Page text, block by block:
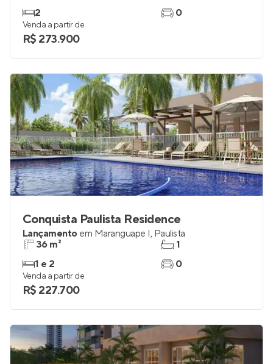
2
0
Venda a partir de
R$ 273.900
Conquista Paulista Residence
Lançamento em Maranguape I, Paulista
36 m²
1 e 2
1
0
Venda a partir de
R$ 227.700